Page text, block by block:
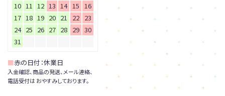
10 11 12 13 14 15
16
17 18 19 20 21 22 23
24 25 26 27 28 29 30
31
■赤の日付：休業日
入金確認、商品の発送、メール連絡、
電話受付は おやすみしております。